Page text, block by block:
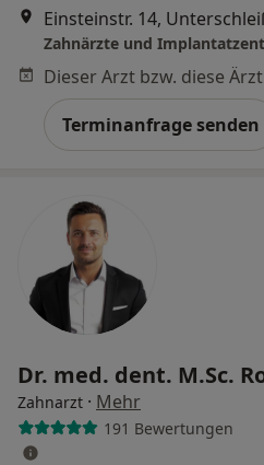
Einsteinstr. 14,
Terminanfrage senden
Dr. med. dent. M.Sc.
Zahnarzt · Mehr
191 Bewertungen